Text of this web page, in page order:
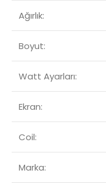
Ağırlık:
Boyut:
Watt Ayarları:
Ekran:
Coil:
Marka: